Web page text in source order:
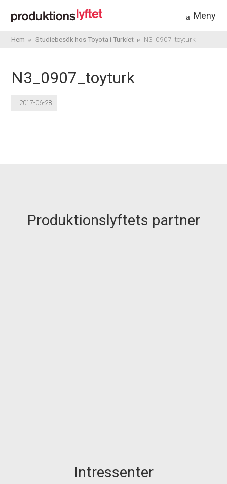
Meny
Hem Studiebesök hos Toyota i Turkiet N3_0907_toyturk
N3_0907_toyturk
· 2017-06-28
Produktionslyftets partner
Intressenter